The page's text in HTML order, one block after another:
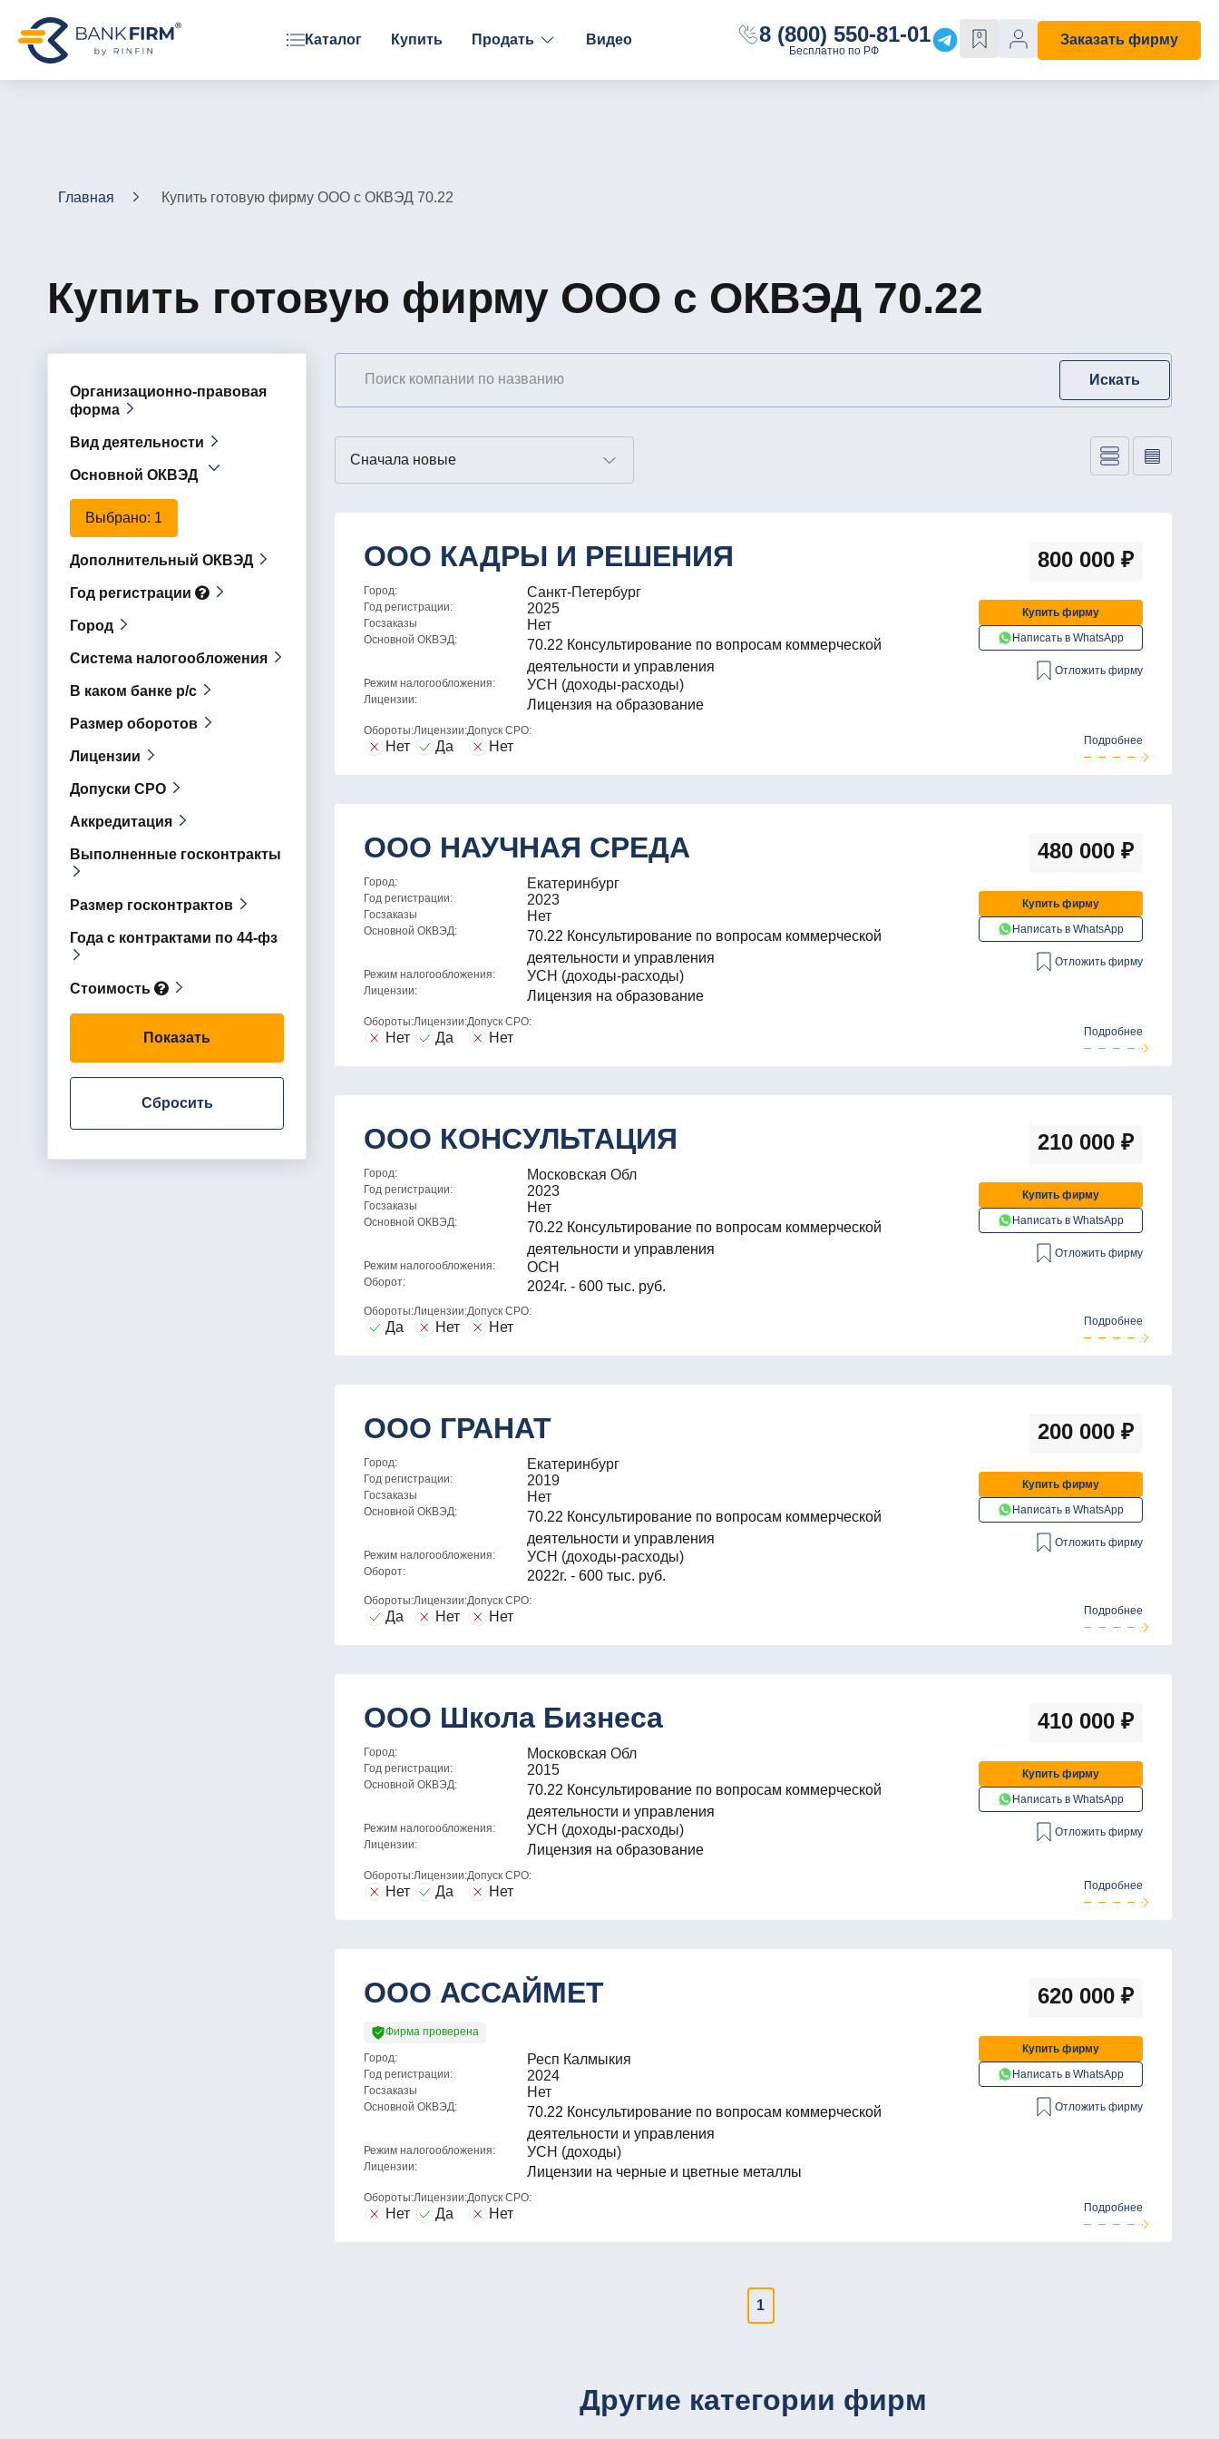
Каталог Купить Продать
ЗАО
С расчётным счётом
Видео 8 (800) 550-81-01
Бесплатно по РФ
0 Заказать фирму
Главная Купить готовую фирму ООО с ОКВЭД 70.22
Купить готовую фирму ООО с ОКВЭД 70.22
Организационно-правовая
форма
Вид деятельности
Основной ОКВЭД
Выбрано: 1
Дополнительный ОКВЭД
Год регистрации
Город
Система налогообложения
В каком банке р/с
Размер оборотов
Лицензии
Допуски СРО
Аккредитация
Выполненные госконтракты
Размер госконтрактов
Года с контрактами по 44-фз
Стоимость
Показать
Сбросить
Искать
ООО КАДРЫ И РЕШЕНИЯ 800 000 ₽
Город: Санкт-Петербург
Год регистрации: 2025
Госзаказы Нет
Основной ОКВЭД:
70.22 Консультирование по вопросам коммерческой
деятельности и управления
Режим налогообложения: УСН (доходы-расходы)
Лицензии: Лицензия на образование
Обороты:
Нет
Лицензии:
Да
Допуск СРО:
Нет
Купить фирму
Написать в WhatsApp
Отложить фирму
Подробнее
ООО НАУЧНАЯ СРЕДА 480 000 ₽
Город: Екатеринбург
Год регистрации: 2023
Госзаказы Нет
Основной ОКВЭД:
70.22 Консультирование по вопросам коммерческой
деятельности и управления
Режим налогообложения: УСН (доходы-расходы)
Лицензии: Лицензия на образование
Обороты:
Нет
Лицензии:
Да
Допуск СРО:
Нет
Купить фирму
Написать в WhatsApp
Отложить фирму
Подробнее
ООО КОНСУЛЬТАЦИЯ 210 000 ₽
Город: Московская Обл
Год регистрации: 2023
Госзаказы Нет
Основной ОКВЭД:
70.22 Консультирование по вопросам коммерческой
деятельности и управления
Режим налогообложения: ОСН
Оборот: 2024г. - 600 тыс. руб.
Обороты:
Да
Лицензии:
Нет
Допуск СРО:
Нет
Купить фирму
Написать в WhatsApp
Отложить фирму
Подробнее
ООО ГРАНАТ 200 000 ₽
Город: Екатеринбург
Год регистрации: 2019
Госзаказы Нет
Основной ОКВЭД:
70.22 Консультирование по вопросам коммерческой
деятельности и управления
Режим налогообложения: УСН (доходы-расходы)
Оборот: 2022г. - 600 тыс. руб.
Обороты:
Да
Лицензии:
Нет
Допуск СРО:
Нет
Купить фирму
Написать в WhatsApp
Отложить фирму
Подробнее
ООО Школа Бизнеса 410 000 ₽
Город: Московская Обл
Год регистрации: 2015
Основной ОКВЭД:
70.22 Консультирование по вопросам коммерческой
деятельности и управления
Режим налогообложения: УСН (доходы-расходы)
Лицензии: Лицензия на образование
Обороты:
Нет
Лицензии:
Да
Допуск СРО:
Нет
Купить фирму
Написать в WhatsApp
Отложить фирму
Подробнее
ООО АССАЙМЕТ 620 000 ₽
Фирма проверена
Город: Респ Калмыкия
Год регистрации: 2024
Госзаказы Нет
Основной ОКВЭД:
70.22 Консультирование по вопросам коммерческой
деятельности и управления
Режим налогообложения: УСН (доходы)
Лицензии: Лицензии на черные и цветные металлы
Обороты:
Нет
Лицензии:
Да
Допуск СРО:
Нет
Купить фирму
Написать в WhatsApp
Отложить фирму
Подробнее
1
Другие категории фирм